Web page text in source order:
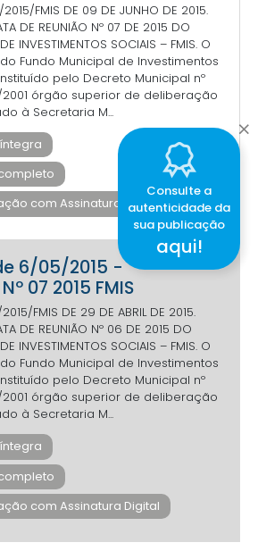
FMIS DE 09 DE JUNHO DE 2015.
DE REUNIÃO Nº 07 DE 2015 DO
INVESTIMENTOS SOCIAIS – FMIS. O
Fundo Municipal de Investimentos
instituído pelo Decreto Municipal nº
2001 órgão superior de deliberação
à Secretaria M...
com Assinatura Digital
6/05/2015 -
07 2015 FMIS
FMIS DE 29 DE ABRIL DE 2015.
DE REUNIÃO Nº 06 DE 2015 DO
INVESTIMENTOS SOCIAIS – FMIS. O
Fundo Municipal de Investimentos
instituído pelo Decreto Municipal nº
2001 órgão superior de deliberação
à Secretaria M...
com Assinatura Digital
Consulte a
autenticidade da
sua publicação
aqui!